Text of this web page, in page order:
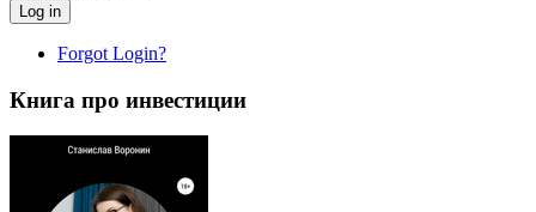
Log in
Forgot Login?
Книга про инвестиции